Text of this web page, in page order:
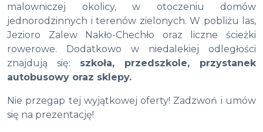
malowniczej okolicy, w otoczeniu domów
jednorodzinnych i terenów zielonych. W pobliżu las,
Jezioro Zalew Nakło-Chechło oraz liczne ścieżki
rowerowe. Dodatkowo w niedalekiej odległości
znajdują się: szkoła, przedszkole, przystanek
autobusowy oraz sklepy.
Nie przegap tej wyjątkowej oferty! Zadzwoń i umów
się na prezentację!